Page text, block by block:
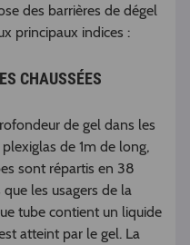
des barrières de dégel
principaux indices :
CHAUSSÉES
de gel dans les
plexiglas de 1m de long,
sont répartis en 38
les usagers de la
tube contient un liquide
atteint par le gel. La